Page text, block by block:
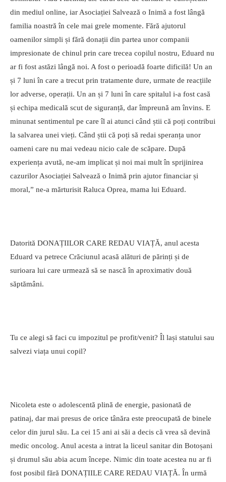
din mediul online, iar Asociației Salvează o Inimă a fost lângă
familia noastră în cele mai grele momente. Fără ajutorul
oamenilor simpli și fără donații din partea unor companii
impresionate de chinul prin care trecea copilul nostru, Eduard nu
ar fi fost astăzi lângă noi. A fost o perioadă foarte dificilă! Un an
și 7 luni în care a trecut prin tratamente dure, urmate de reacțiile
lor adverse, operații. Un an și 7 luni în care spitalul i-a fost casă
și echipa medicală scut de siguranță, dar împreună am învins. E
minunat sentimentul pe care îl ai atunci când știi că poți contribui
la salvarea unei vieți. Când știi că poți să redai speranța unor
oameni care nu mai vedeau nicio cale de scăpare. După
experiența avută, ne-am implicat și noi mai mult în sprijinirea
cazurilor Asociației Salvează o Inimă prin ajutor financiar și
moral,” ne-a mărturisit Raluca Oprea, mama lui Eduard.
Datorită DONAȚIILOR CARE REDAU VIAȚĂ, anul acesta
Eduard va petrece Crăciunul acasă alături de părinți și de
surioara lui care urmează să se nască în aproximativ două
săptămâni.
Tu ce alegi să faci cu impozitul pe profit/venit? Îl lași statului sau
salvezi viața unui copil?
Nicoleta este o adolescentă plină de energie, pasionată de
patinaj, dar mai presus de orice tânăra este preocupată de binele
celor din jurul său. La cei 15 ani ai săi a decis că vrea să devină
medic oncolog. Anul acesta a intrat la liceul sanitar din Botoșani
și drumul său abia acum începe. Nimic din toate acestea nu ar fi
fost posibil fără DONAȚIILE CARE REDAU VIAȚĂ. În urmă